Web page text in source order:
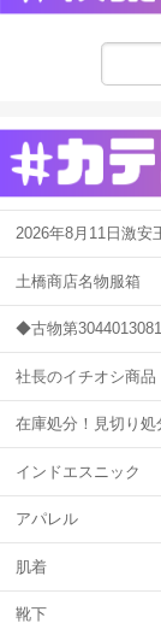
2026年8月11日激安
土橋商店名物服箱
◆古物第
社長のイチオシ商品
在庫処分！見切り処
インドエスニック
アパレル
肌着
靴下